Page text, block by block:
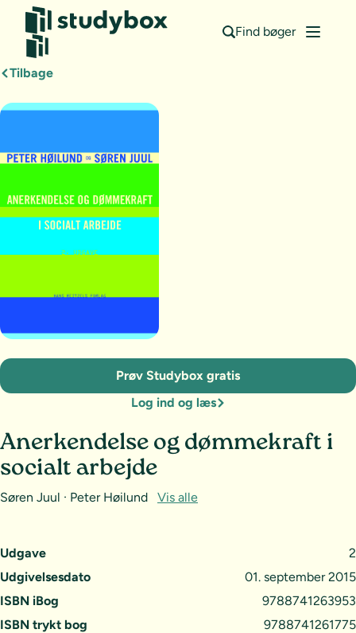
Find bøger
Tilbage
Udgave
2
Udgivelsesdato
01. september 2015
ISBN iBog
9788741263953
ISBN trykt bog
9788741261775
Anerkendelse og dømmekraft i
socialt arbejde
Søren Juul · Peter Høilund Vis alle
Prøv Studybox gratis
Log ind og læs